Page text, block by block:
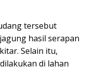
tersebut
hasil serapan
Selain itu,
di lahan